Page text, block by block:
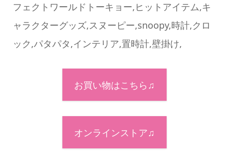
フェクトワールドトーキョー,ヒットアイテム,キ
ャラクターグッズ,スヌーピー,snoopy,時計,クロ
ック,パタパタ,インテリア,置時計,壁掛け,
お買い物はこちら♫
オンラインストア♫